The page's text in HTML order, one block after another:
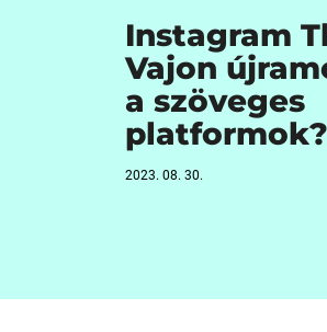
Instagram
Vajon
a szöveges
platformok?
2023. 08. 30.